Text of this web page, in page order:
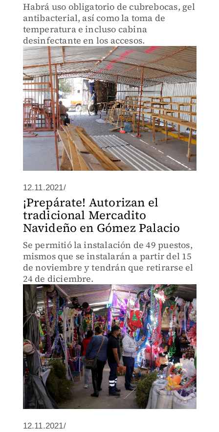
Habrá uso obligatorio de cubrebocas, gel
antibacterial, así como la toma de
temperatura e incluso cabina
desinfectante en los accesos.
12.11.2021/
¡Prepárate! Autorizan el
tradicional Mercadito
Navideño en Gómez Palacio
Se permitió la instalación de 49 puestos,
mismos que se instalarán a partir del 15
de noviembre y tendrán que retirarse el
24 de diciembre.
12.11.2021/